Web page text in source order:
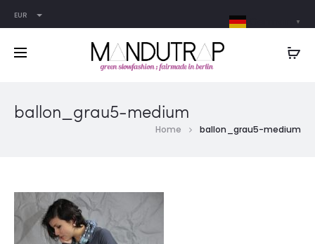
EUR
ballon_grau5-medium
Home ballon_grau5-medium
▼